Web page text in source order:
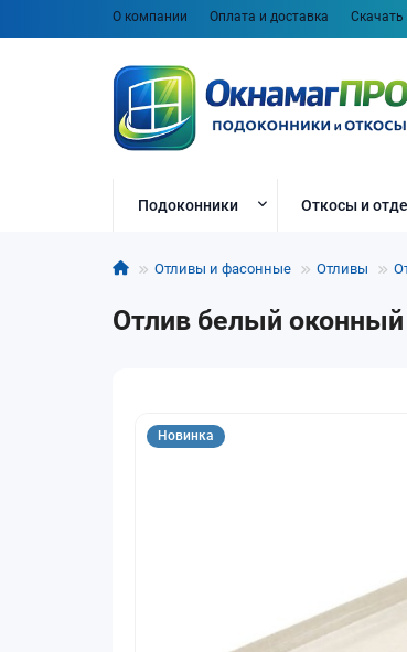
О компании Оплата и доставка Скачать
Подоконники Откосы и
Отливы и фасонные Отливы
Отлив белый
Новинка